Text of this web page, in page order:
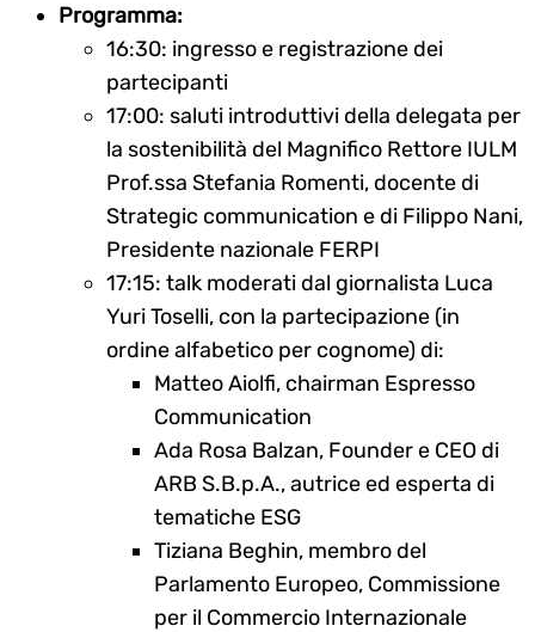
Programma:
16:30: ingresso e registrazione dei
partecipanti
17:00: saluti introduttivi della delegata per
la sostenibilità del Magnifico Rettore IULM
Prof.ssa Stefania Romenti, docente di
Strategic communication e di Filippo Nani,
Presidente nazionale FERPI
17:15: talk moderati dal giornalista Luca
Yuri Toselli, con la partecipazione (in
ordine alfabetico per cognome) di:
Matteo Aiolfi, chairman Espresso
Communication
Ada Rosa Balzan, Founder e CEO di
ARB S.B.p.A., autrice ed esperta di
tematiche ESG
Tiziana Beghin, membro del
Parlamento Europeo, Commissione
per il Commercio Internazionale